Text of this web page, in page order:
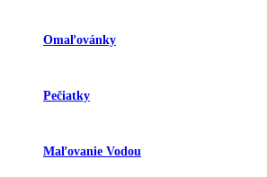
Omaľovánky
Pečiatky
Maľovanie Vodou